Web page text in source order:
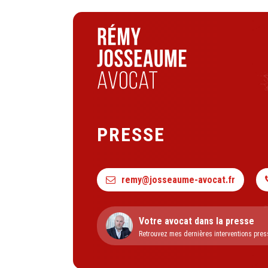
PRESSE
remy@josseaume-avocat.fr
Votre avocat dans la presse
Retrouvez mes dernières interventions